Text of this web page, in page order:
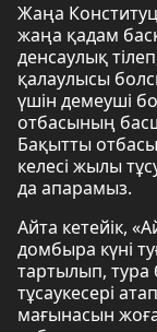
Жаңа
жаңа қадам
денсаулық
қалаулысы
үшін демеуші
отбасының
Бақытты
келесі жылы
да апарамыз.
Айта кетейік,
домбыра күні
тартылып, тура
тұсаукесері
мағынасын